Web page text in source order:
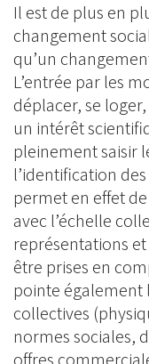
Il est de plus en
changement
qu’un
L’entrée par les
déplacer, se
un intérêt
pleinement saisir
l’identification
permet en effet
avec l’échelle
représentations
être prises en
pointe également
collectives
normes sociales,